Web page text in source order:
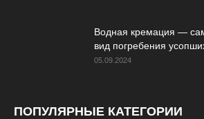
Водная кремация —
вид погребения
05.09.2024
ПОПУЛЯРНЫЕ КАТЕГОРИИ